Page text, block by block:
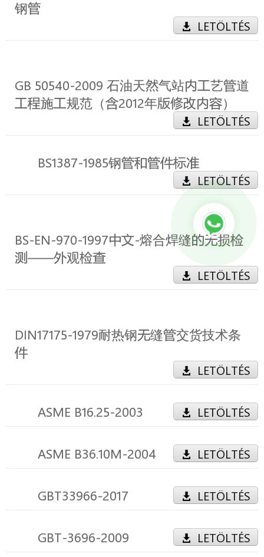
钢管
LETÖLTÉS
GB 50540-2009 石油天然气站内工艺管道
工程施工规范（含2012年版修改内容）
LETÖLTÉS
BS1387-1985钢管和管件标准
LETÖLTÉS
BS-EN-970-1997中文-熔合焊缝的无损检
测――外观检查
LETÖLTÉS
DIN17175-1979耐热钢无缝管交货技术条
件
LETÖLTÉS
ASME B16.25-2003 LETÖLTÉS
ASME B36.10M-2004 LETÖLTÉS
GBT33966-2017 LETÖLTÉS
GBT-3696-2009 LETÖLTÉS